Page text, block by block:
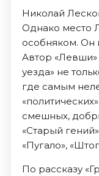
Николай
Однако место
особняком. Он
Автор
уезда» не
где самым
смешных,
«Старый
«Пугало»,
По рассказу